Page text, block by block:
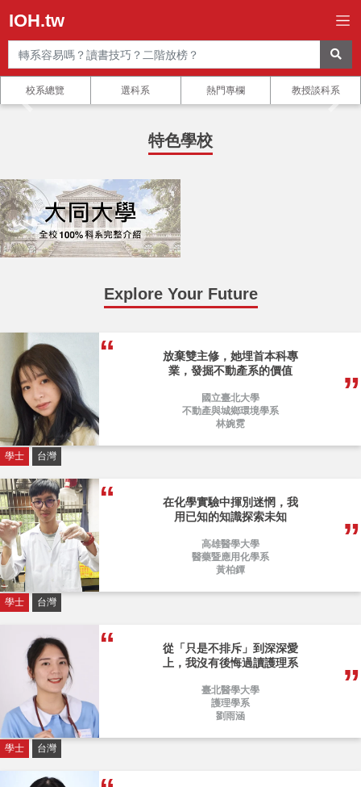
IOH.tw
校系總覽 選科系 熱門專欄 教授談科系
特色學校
Explore Your Future
放棄雙主修，她埋首本科專
業，發掘不動產系的價值
國立臺北大學
不動產與城鄉環境學系
林婉霓
學士 台灣
在化學實驗中揮別迷惘，我
用已知的知識探索未知
高雄醫學大學
醫藥暨應用化學系
黃柏鐔
學士 台灣
從「只是不排斥」到深深愛
上，我沒有後悔過讀護理系
臺北醫學大學
護理學系
劉雨涵
學士 台灣